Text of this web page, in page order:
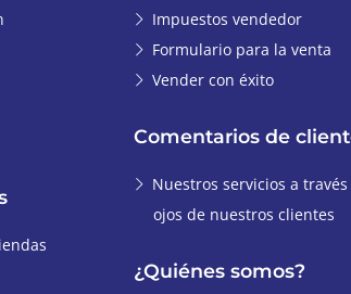
Impuestos vendedor
Formulario para la venta
Vender con éxito
Comentarios de
Nuestros servicios a
ojos de nuestros clientes
¿Quiénes somos?